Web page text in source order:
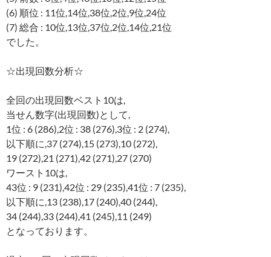
(6) 順位 : 11位,14位,38位,2位,9位,24位
(7) 総合 : 10位,13位,37位,2位,14位,21位
でした。
☆出現回数分析☆
全回の出現回数ベスト10は,
当せん数字(出現回数)として,
1位 : 6 (286),2位 : 38 (276),3位 : 2 (274),
以下順に,37 (274),15 (273),10 (272),
19 (272),21 (271),42 (271),27 (270)
ワースト10は,
43位 : 9 (231),42位 : 29 (235),41位 : 7 (235),
以下順に,13 (238),17 (240),40 (244),
34 (244),33 (244),41 (245),11 (249)
となっております。